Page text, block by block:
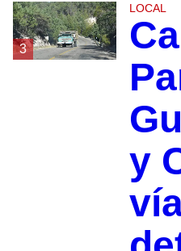
3
LOCAL
y